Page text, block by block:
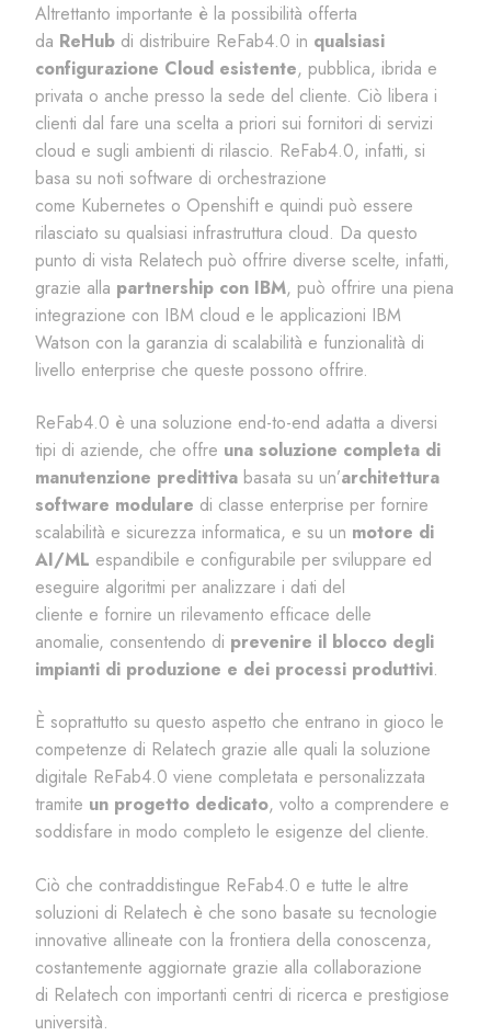
Altrettanto importante è la possibilità offerta
da ReHub di distribuire ReFab4.0 in qualsiasi
configurazione Cloud esistente, pubblica, ibrida e
privata o anche presso la sede del cliente. Ciò libera i
clienti dal fare una scelta a priori sui fornitori di servizi
cloud e sugli ambienti di rilascio. ReFab4.0, infatti, si
basa su noti software di orchestrazione
come Kubernetes o Openshifte quindi può essere
rilasciato su qualsiasi infrastruttura cloud. Da questo
punto di vista Relatech può offrire diverse scelte, infatti,
grazie alla partnership con IBM, può offrire una piena
integrazione con IBM cloud e le applicazioni IBM
Watson con la garanzia di scalabilità e funzionalità di
livello enterprise che queste possono offrire.
ReFab4.0 è una soluzione end-to-end adatta a diversi
tipi di aziende, che offre una soluzione completa di
manutenzione predittiva basata su un’architettura
software modulare di classe enterprise per fornire
scalabilità e sicurezza informatica, e su un motore di
AI/ML espandibile e configurabile per sviluppare ed
eseguire algoritmi per analizzare i dati del
cliente e fornire un rilevamento efficace delle
anomalie, consentendo di prevenire il blocco degli
impianti di produzione e dei processi produttivi.
È soprattutto su questo aspetto che entrano in gioco le
competenze di Relatech grazie alle quali la soluzione
digitale ReFab4.0 viene completata e personalizzata
tramite un progetto dedicato, volto a comprendere e
soddisfare in modo completo le esigenze del cliente.
Ciò che contraddistingue ReFab4.0 e tutte le altre
soluzioni di Relatech è che sono basate su tecnologie
innovative allineate con la frontiera della conoscenza,
costantemente aggiornate grazie alla collaborazione
di Relatech con importanti centri di ricerca e prestigiose
università.